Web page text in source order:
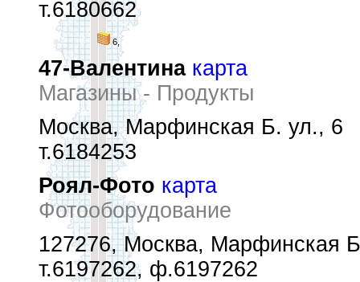
т.6180662
6,
47-Валентина карта
Магазины - Продукты
Москва, Марфинская Б. ул., 6
т.6184253
Роял-Фото карта
Фотооборудование
127276, Москва, Марфинская
т.6197262, ф.6197262